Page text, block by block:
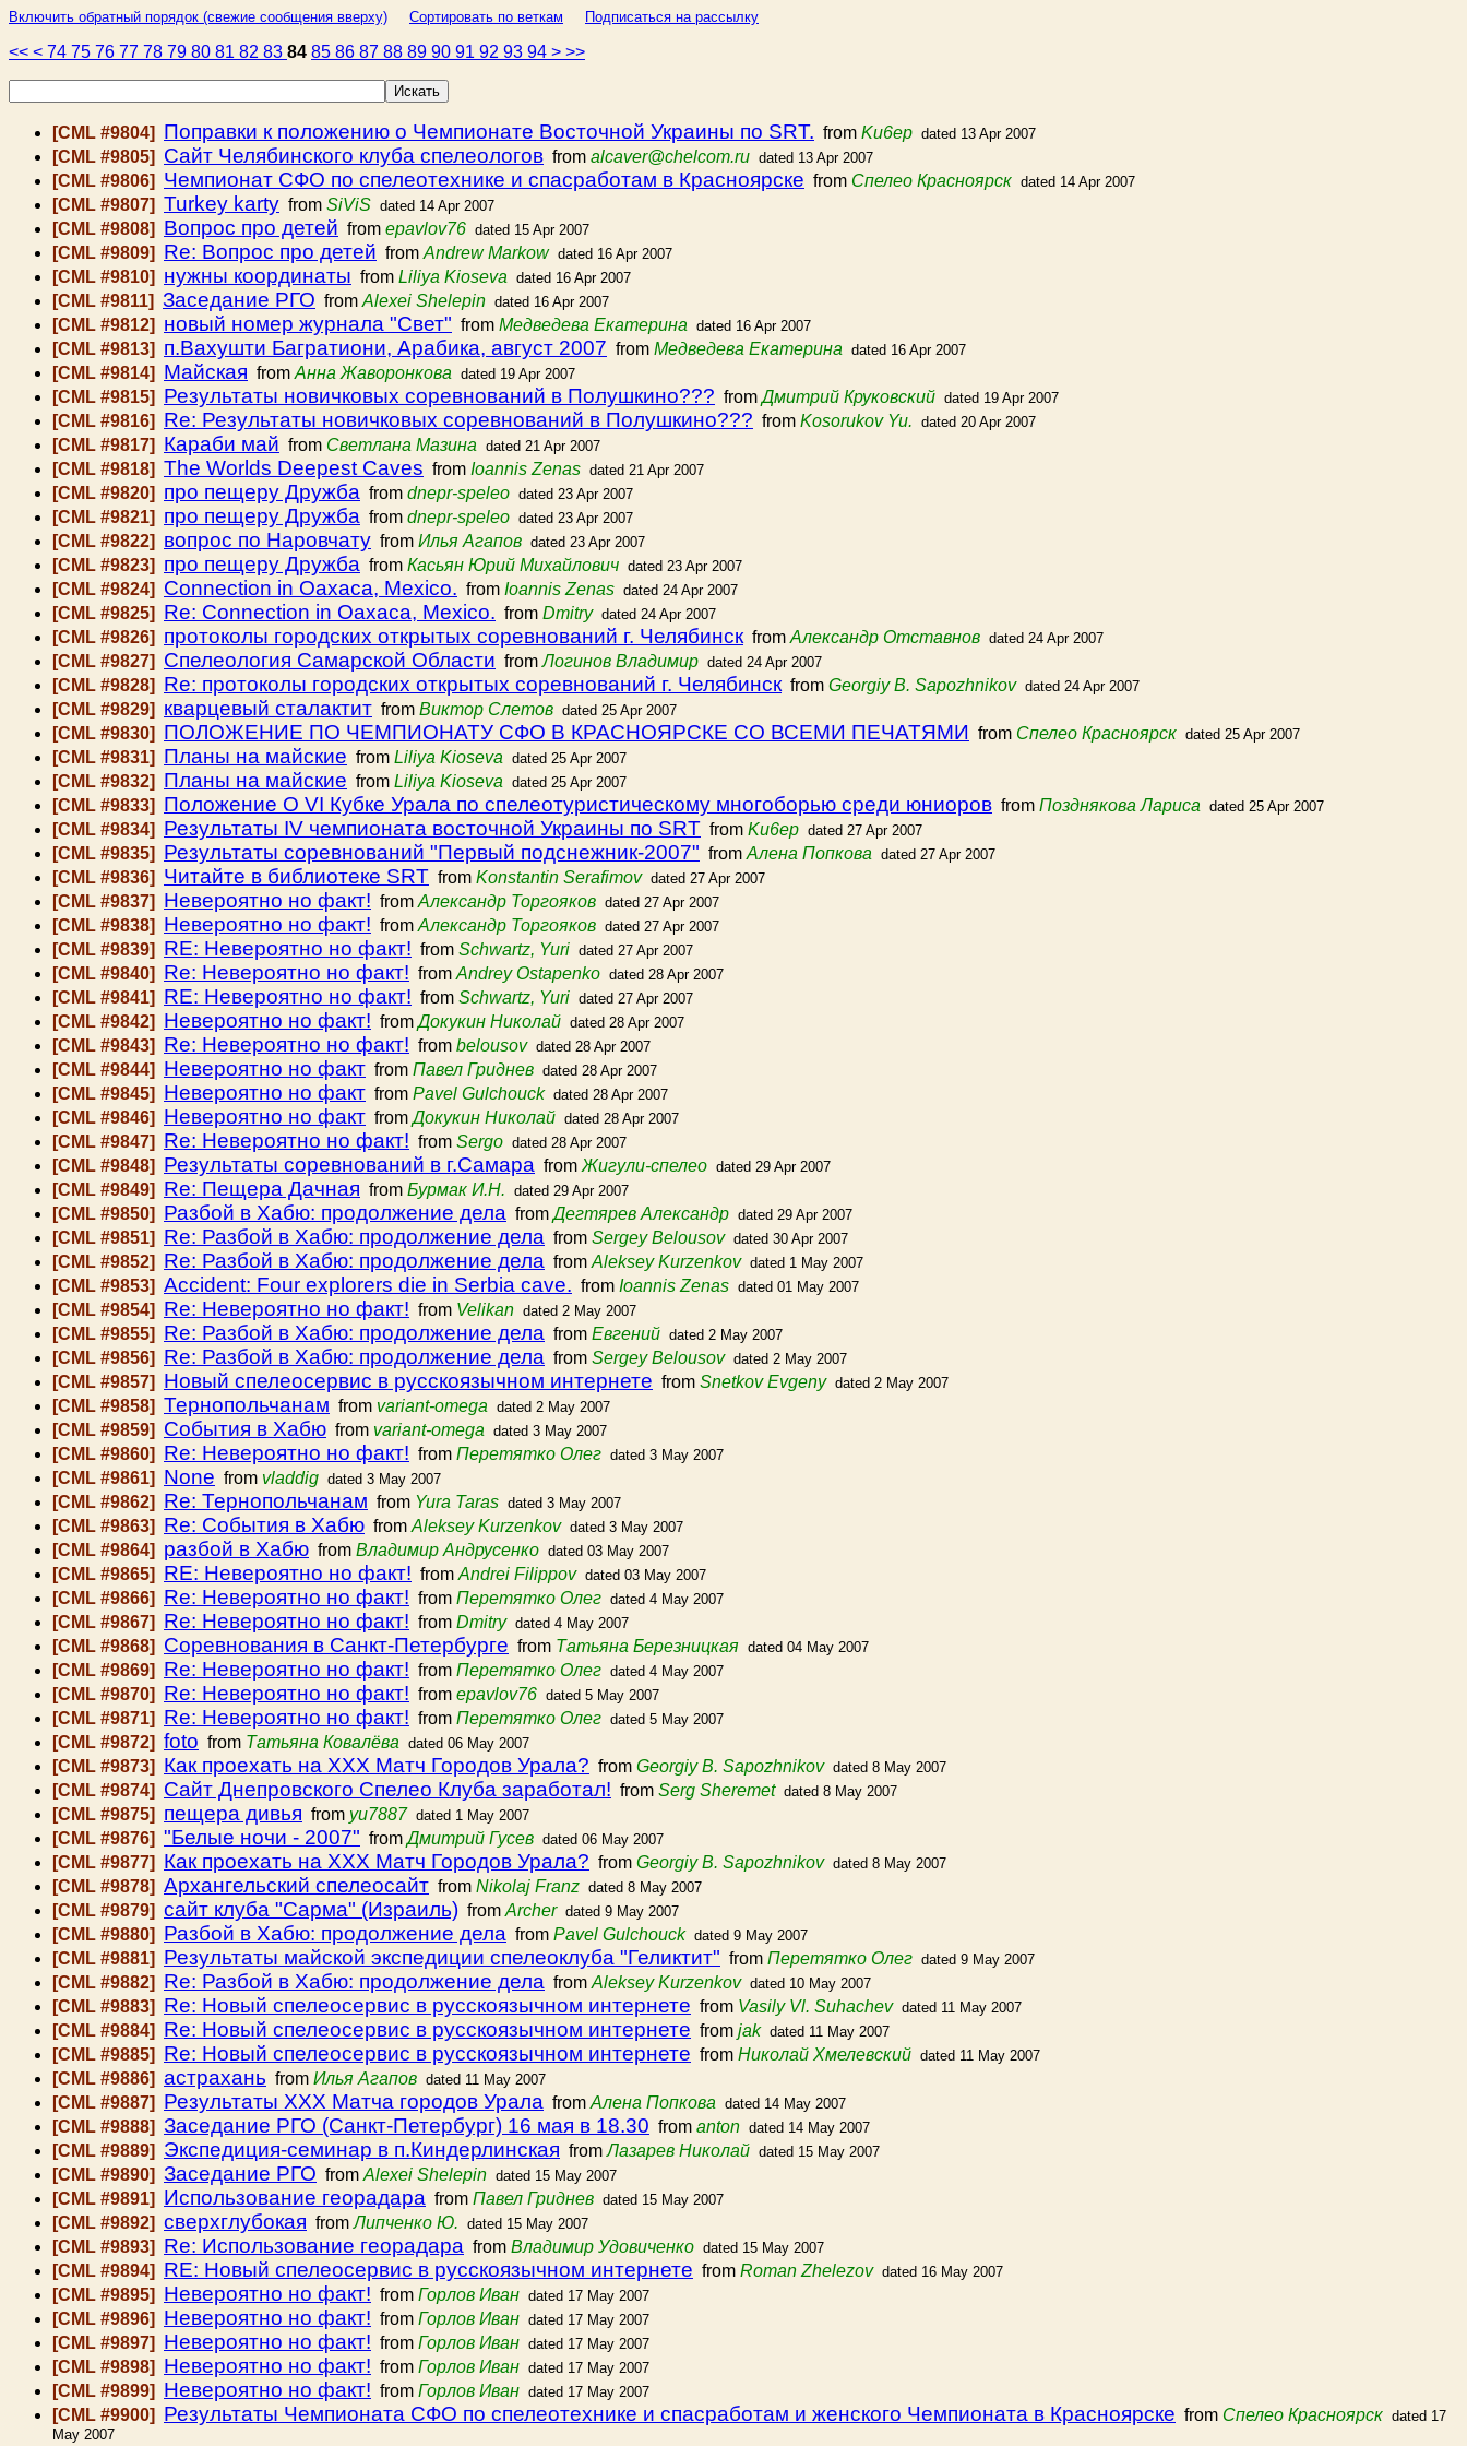
Включить обратный порядок (свежие сообщения вверху) Сортировать по веткам Подписаться на рассылку
<< < 74 75 76 77 78 79 80 81 82 83 84 85 86 87 88 89 90 91 92 93 94 > >>
[CML #9804] Поправки к положению о Чемпионате Восточной Украины по SRT. from Ku6ep dated 13 Apr 2007
[CML #9805] Сайт Челябинского клуба спелеологов from alcaver@chelcom.ru dated 13 Apr 2007
[CML #9806] Чемпионат СФО по спелеотехнике и спасработам в Красноярске from Спелео Красноярск dated 14 Apr 2007
[CML #9807] Turkey karty from SiViS dated 14 Apr 2007
[CML #9808] Вопрос про детей from epavlov76 dated 15 Apr 2007
[CML #9809] Re: Вопрос про детей from Andrew Markow dated 16 Apr 2007
[CML #9810] нужны координаты from Liliya Kioseva dated 16 Apr 2007
[CML #9811] Заседание РГО from Alexei Shelepin dated 16 Apr 2007
[CML #9812] новый номер журнала "Свет" from Медведева Екатерина dated 16 Apr 2007
[CML #9813] п.Вахушти Багратиони, Арабика, август 2007 from Медведева Екатерина dated 16 Apr 2007
[CML #9814] Майская from Анна Жаворонкова dated 19 Apr 2007
[CML #9815] Результаты новичковых соревнований в Полушкино??? fromДмитрий Круковский dated 19 Apr 2007
[CML #9816] Re: Результаты новичковых соревнований в Полушкино??? from Kosorukov Yu. dated 20 Apr 2007
[CML #9817] Караби май from Светлана Мазина dated 21 Apr 2007
[CML #9818] The Worlds Deepest Caves from Ioannis Zenas dated 21 Apr 2007
[CML #9820] про пещеру Дружба from dnepr-speleo dated 23 Apr 2007
[CML #9821] про пещеру Дружба from dnepr-speleo dated 23 Apr 2007
[CML #9822] вопрос по Наровчату from Илья Агапов dated 23 Apr 2007
[CML #9823] про пещеру Дружба from Касьян Юрий Михайлович dated 23 Apr 2007
[CML #9824] Connection in Oaxaca, Mexico. from Ioannis Zenas dated 24 Apr 2007
[CML #9825] Re: Connection in Oaxaca, Mexico. from Dmitry dated 24 Apr 2007
[CML #9826] протоколы городских открытых соревнований г. Челябинск from Александр Отставнов dated 24 Apr 2007
[CML #9827] Спелеология Самарской Области fromЛогинов Владимир dated 24 Apr 2007
[CML #9828] Re: протоколы городских открытых соревнований г. Челябинск from Georgiy B. Sapozhnikov dated 24 Apr 2007
[CML #9829] кварцевый сталактит from Виктор Слетов dated 25 Apr 2007
[CML #9830] ПОЛОЖЕНИЕ ПО ЧЕМПИОНАТУ СФО В КРАСНОЯРСКЕ СО ВСЕМИ ПЕЧАТЯМИ from Спелео Красноярск dated 25 Apr 2007
[CML #9831] Планы на майские from Liliya Kioseva dated 25 Apr 2007
[CML #9832] Планы на майские from Liliya Kioseva dated 25 Apr 2007
[CML #9833] Положение О VI Кубке Урала по спелеотуристическому многоборью среди юниоров from Позднякова Лариса dated 25 Apr 2007
[CML #9834] Результаты IV чемпионата восточной Украины по SRT from Ku6ep dated 27 Apr 2007
[CML #9835] Результаты соревнований "Первый подснежник-2007" from Алена Попкова dated 27 Apr 2007
[CML #9836] Читайте в библиотеке SRT from Konstantin Serafimov dated 27 Apr 2007
[CML #9837] Невероятно но факт! from Александр Торгояков dated 27 Apr 2007
[CML #9838] Невероятно но факт! from Александр Торгояков dated 27 Apr 2007
[CML #9839] RE: Невероятно но факт! from Schwartz, Yuri dated 27 Apr 2007
[CML #9840] Re: Невероятно но факт! from Andrey Ostapenko dated 28 Apr 2007
[CML #9841] RE: Невероятно но факт! from Schwartz, Yuri dated 27 Apr 2007
[CML #9842] Невероятно но факт! fromДокукин Николай dated 28 Apr 2007
[CML #9843] Re: Невероятно но факт! from belousov dated 28 Apr 2007
[CML #9844] Невероятно но факт from Павел Гриднев dated 28 Apr 2007
[CML #9845] Невероятно но факт from Pavel Gulchouck dated 28 Apr 2007
[CML #9846] Невероятно но факт fromДокукин Николай dated 28 Apr 2007
[CML #9847] Re: Невероятно но факт! from Sergo dated 28 Apr 2007
[CML #9848] Результаты соревнований в г.Самара from Жигули-спелео dated 29 Apr 2007
[CML #9849] Re: Пещера Дачная from Бурмак И.Н. dated 29 Apr 2007
[CML #9850] Разбой в Хабю: продолжение дела fromДегтярев Александр dated 29 Apr 2007
[CML #9851] Re: Разбой в Хабю: продолжение дела from Sergey Belousov dated 30 Apr 2007
[CML #9852] Re: Разбой в Хабю: продолжение дела from Aleksey Kurzenkov dated 1 May 2007
[CML #9853] Accident: Four explorers die in Serbia cave. from Ioannis Zenas dated 01 May 2007
[CML #9854] Re: Невероятно но факт! from Velikan dated 2 May 2007
[CML #9855] Re: Разбой в Хабю: продолжение дела from Евгений dated 2 May 2007
[CML #9856] Re: Разбой в Хабю: продолжение дела from Sergey Belousov dated 2 May 2007
[CML #9857] Новый спелеосервис в русскоязычном интернете from Snetkov Evgeny dated 2 May 2007
[CML #9858] Тернопольчанам from variant-omega dated 2 May 2007
[CML #9859] События в Хабю from variant-omega dated 3 May 2007
[CML #9860] Re: Невероятно но факт! from Перетятко Олег dated 3 May 2007
[CML #9861] None from vladdig dated 3 May 2007
[CML #9862] Re: Тернопольчанам from Yura Taras dated 3 May 2007
[CML #9863] Re: События в Хабю from Aleksey Kurzenkov dated 3 May 2007
[CML #9864] разбой в Хабю from Владимир Андрусенко dated 03 May 2007
[CML #9865] RE: Невероятно но факт! from Andrei Filippov dated 03 May 2007
[CML #9866] Re: Невероятно но факт! from Перетятко Олег dated 4 May 2007
[CML #9867] Re: Невероятно но факт! from Dmitry dated 4 May 2007
[CML #9868] Соревнования в Санкт-Петербурге from Татьяна Березницкая dated 04 May 2007
[CML #9869] Re: Невероятно но факт! from Перетятко Олег dated 4 May 2007
[CML #9870] Re: Невероятно но факт! from epavlov76 dated 5 May 2007
[CML #9871] Re: Невероятно но факт! from Перетятко Олег dated 5 May 2007
[CML #9872] foto from Татьяна Ковалёва dated 06 May 2007
[CML #9873] Как проехать на XXX Матч Городов Урала? from Georgiy B. Sapozhnikov dated 8 May 2007
[CML #9874] Сайт Днепровского Спелео Клуба заработал! from Serg Sheremet dated 8 May 2007
[CML #9875] пещера дивья from yu7887 dated 1 May 2007
[CML #9876] "Белые ночи - 2007" fromДмитрий Гусев dated 06 May 2007
[CML #9877] Как проехать на XXX Матч Городов Урала? from Georgiy B. Sapozhnikov dated 8 May 2007
[CML #9878] Архангельский спелеосайт from Nikolaj Franz dated 8 May 2007
[CML #9879] сайт клуба "Сарма" (Израиль) from Archer dated 9 May 2007
[CML #9880] Разбой в Хабю: продолжение дела from Pavel Gulchouck dated 9 May 2007
[CML #9881] Результаты майской экспедиции спелеоклуба "Геликтит" from Перетятко Олег dated 9 May 2007
[CML #9882] Re: Разбой в Хабю: продолжение дела from Aleksey Kurzenkov dated 10 May 2007
[CML #9883] Re: Новый спелеосервис в русскоязычном интернете from Vasily Vl. Suhachev dated 11 May 2007
[CML #9884] Re: Новый спелеосервис в русскоязычном интернете from jak dated 11 May 2007
[CML #9885] Re: Новый спелеосервис в русскоязычном интернете from Николай Хмелевский dated 11 May 2007
[CML #9886] астрахань from Илья Агапов dated 11 May 2007
[CML #9887] Результаты ХХХ Матча городов Урала from Алена Попкова dated 14 May 2007
[CML #9888] Заседание РГО (Санкт-Петербург) 16 мая в 18.30 from anton dated 14 May 2007
[CML #9889] Экспедиция-семинар в п.Киндерлинская fromЛазарев Николай dated 15 May 2007
[CML #9890] Заседание РГО from Alexei Shelepin dated 15 May 2007
[CML #9891] Использование георадара from Павел Гриднев dated 15 May 2007
[CML #9892] сверхглубокая fromЛипченко Ю. dated 15 May 2007
[CML #9893] Re: Использование георадара from Владимир Удовиченко dated 15 May 2007
[CML #9894] RE: Новый спелеосервис в русскоязычном интернете from Roman Zhelezov dated 16 May 2007
[CML #9895] Невероятно но факт! from Горлов Иван dated 17 May 2007
[CML #9896] Невероятно но факт! from Горлов Иван dated 17 May 2007
[CML #9897] Невероятно но факт! from Горлов Иван dated 17 May 2007
[CML #9898] Невероятно но факт! from Горлов Иван dated 17 May 2007
[CML #9899] Невероятно но факт! from Горлов Иван dated 17 May 2007
[CML #9900] Результаты Чемпионата СФО по спелеотехнике и спасработам и женского Чемпионата в Красноярске from Спелео Красноярск dated 17
May 2007